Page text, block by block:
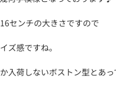
センチの大きさですので
ズ感ですね。
入荷しないボストン型とあっ